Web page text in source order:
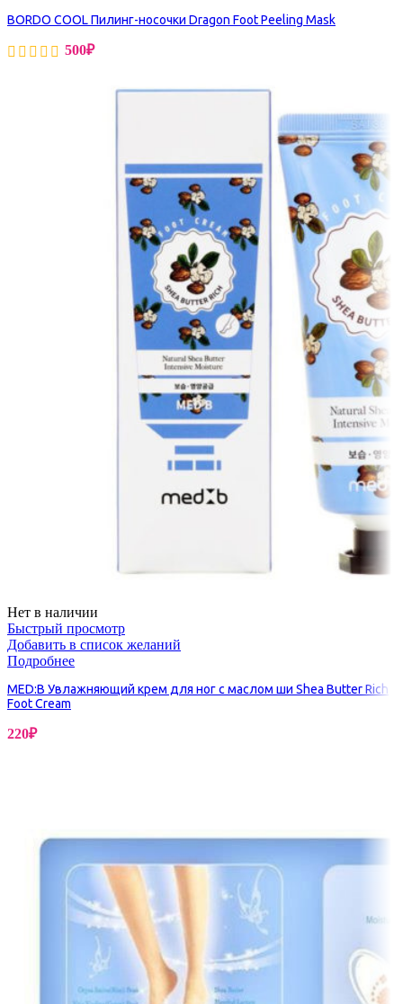
BORDO COOL Пилинг-носочки Dragon Foot Peeling Mask
500₽
Нет в наличии
Быстрый просмотр
Добавить в список желаний
Подробнее
MED:B Увлажняющий крем для ног с маслом ши Shea Butter Rich
Foot Cream
220₽